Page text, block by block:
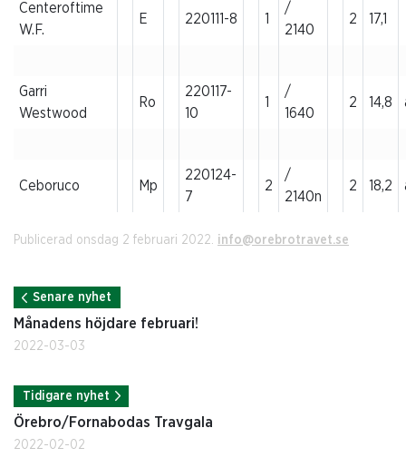
Centeroftime
W.F.
E 220111-8 1
/
2140
2 17,1
Garri
Westwood
Ro
220117-
10
1
/
1640
2 14,8
Ceboruco Mp
220124-
7
2
/
2140n
2 18,2
Publicerad onsdag 2 februari 2022. info@orebrotravet.se
Senare nyhet
Månadens höjdare februari!
2022-03-03
Tidigare nyhet
Örebro/Fornabodas Travgala
2022-02-02